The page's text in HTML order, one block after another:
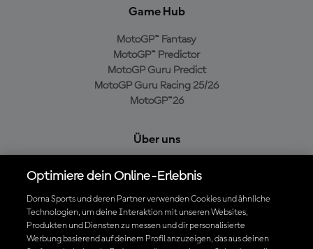
Game Hub
MotoGP™ Fantasy
MotoGP™ Predictor
MotoGP Guru Predict
MotoGP Guru Racing 25/26
MotoGP™26
Über uns
Cookie-Richtlinien
Geschäftsbedingungen
Datenschutzrichtlinien
Kaufrichtlinie
Optimiere dein Online-Erlebnis
Dorna Sports und deren Partner verwenden Cookies und ähnliche
Technologien, um deine Interaktion mit unseren Websites,
Produkten und Diensten zu messen und dir personalisierte
Werbung basierend auf deinem Profil anzuzeigen, das aus deinen